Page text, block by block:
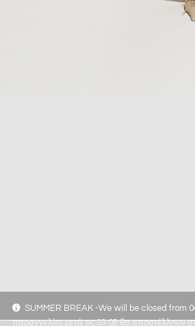
SUMMER BREAK -We will be closed from
παραγγελίες μετά τις 03.08 θα αποστέλλουν